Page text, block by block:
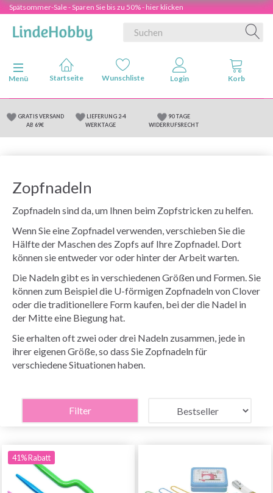
Spätsommer-Sale - Sparen Sie bis zu 50% - hier klicken
Anzeige ändern
Menü
GRATIS VERSAND
AB 69€
LIEFERUNG 2-4
WERKTAGE
90 TAGE
WIDERRUFSRECHT
Zopfnadeln
Zopfnadeln sind da, um Ihnen beim Zopfstricken zu helfen.
Wenn Sie eine Zopfnadel verwenden, verschieben Sie die
Hälfte der Maschen des Zopfs auf Ihre Zopfnadel. Dort
können sie entweder vor oder hinter der Arbeit warten.
Die Nadeln gibt es in verschiedenen Größen und Formen. Sie
können zum Beispiel die U-förmigen Zopfnadeln von Clover
oder die traditionellere Form kaufen, bei der die Nadel in
der Mitte eine Biegung hat.
Sie erhalten oft zwei oder drei Nadeln zusammen, jede in
ihrer eigenen Größe, so dass Sie Zopfnadeln für
verschiedene Situationen haben.
Filter
41% Rabatt